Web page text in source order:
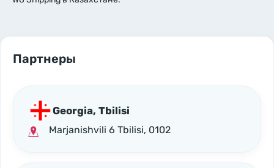
Партнеры
Georgia, Tbilisi
Marjanishvili 6 Tbilisi, 0102